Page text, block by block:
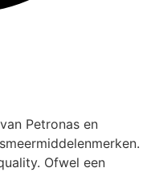
Petronas en
Ofwel een